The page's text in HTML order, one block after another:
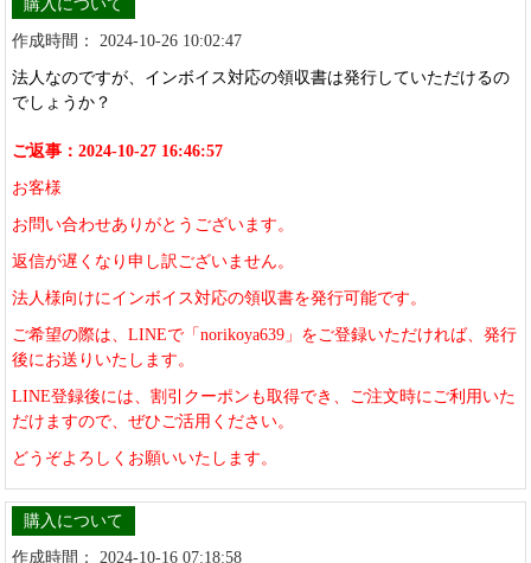
購入について
作成時間： 2024-10-26 10:02:47
法人なのですが、インボイス対応の領収書は発行していただけるの
でしょうか？
ご返事：2024-10-27 16:46:57
お客様
お問い合わせありがとうございます。
返信が遅くなり申し訳ございません。
法人様向けにインボイス対応の領収書を発行可能です。
ご希望の際は、LINEで「norikoya639」をご登録いただければ、発行
後にお送りいたします。
LINE登録後には、割引クーポンも取得でき、ご注文時にご利用いた
だけますので、ぜひご活用ください。
どうぞよろしくお願いいたします。
購入について
作成時間： 2024-10-16 07:18:58